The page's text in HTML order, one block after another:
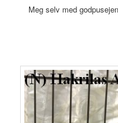
Meg selv med